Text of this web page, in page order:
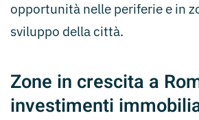
opportunità nelle periferie e in
sviluppo della città.
Zone in crescita a
investimenti